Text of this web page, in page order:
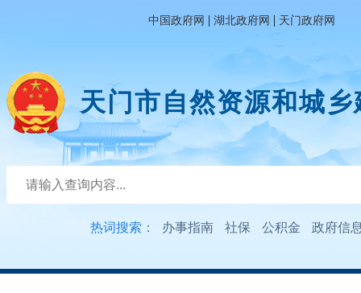
中国政府网 | 湖北政府网 | 天门政府网
天门市自然资源和城
热词搜索： 办事指南 社保 公积金 政府信